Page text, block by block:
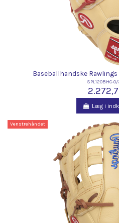
Baseballhandske Rawlings
SPL120BHC-0/
Læg i
Venstrehåndet